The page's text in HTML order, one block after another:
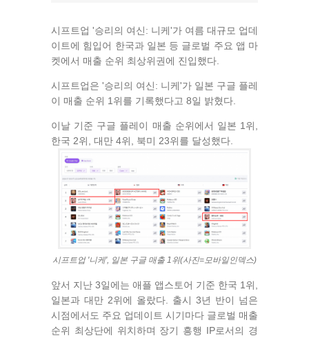
시프트업 '승리의 여신: 니케'가 여름 대규모 업데
이트에 힘입어 한국과 일본 등 글로벌 주요 앱 마
켓에서 매출 순위 최상위권에 진입했다.
시프트업은 '승리의 여신: 니케'가 일본 구글 플레
이 매출 순위 1위를 기록했다고 8일 밝혔다.
이날 기준 구글 플레이 매출 순위에서 일본 1위,
한국 2위, 대만 4위, 북미 23위를 달성했다.
시프트업 '니케', 일본 구글 매출 1위(사진=모바일인덱스)
앞서 지난 3일에는 애플 앱스토어 기준 한국 1위,
일본과 대만 2위에 올랐다. 출시 3년 반이 넘은
시점에서도 주요 업데이트 시기마다 글로벌 매출
순위 최상단에 위치하며 장기 흥행 IP로서의 경